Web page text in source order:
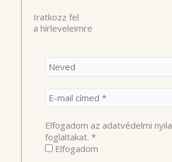
Iratkozz fel
a hírleveleimre
Elfogadom az adatvédelmi
foglaltakat. *
Elfogadom